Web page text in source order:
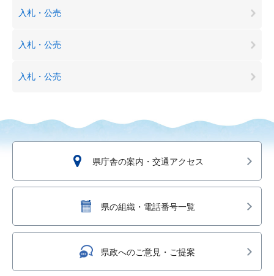
入札・公売
入札・公売
入札・公売
県庁舎の案内・交通アクセス
県の組織・電話番号一覧
県政へのご意見・ご提案